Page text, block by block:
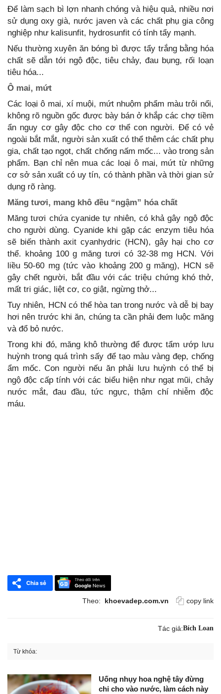
Để làm sạch bì lợn nhanh chóng và hiệu quả, nhiều nơi
sử dụng oxy già, nước javen và các chất phụ gia công
nghiệp như kalisunfit, hydrosunfit có tính tẩy mạnh.
Nếu thường xuyên ăn bóng bì được tẩy trắng bằng hóa
chất sẽ dẫn tới ngộ độc, tiêu chảy, đau bụng, rối loạn
tiêu hóa...
Ô mai, mứt
Các loại ô mai, xí muội, mứt nhuộm phẩm màu trôi nổi,
không rõ nguồn gốc được bày bán ở khắp các chợ tiềm
ẩn nguy cơ gây độc cho cơ thể con người. Để có vẻ
ngoài bắt mắt, người sản xuất có thể thêm các chất phụ
gia, chất tạo ngọt, chất chống nấm mốc... vào trong sản
phẩm. Bạn chỉ nên mua các loại ô mai, mứt từ những
cơ sở sản xuất có uy tín, có thành phần và thời gian sử
dụng rõ ràng.
Măng tươi, mang khô đều “ngậm” hóa chất
Măng tươi chứa cyanide tự nhiên, có khả gây ngộ độc
cho người dùng. Cyanide khi gặp các enzym tiêu hóa
sẽ biến thành axit cyanhydric (HCN), gây hại cho cơ
thể. khoảng 100 g măng tươi có 32-38 mg HCN. Với
liều 50-60 mg (tức vào khoảng 200 g măng), HCN sẽ
gây chết người, bắt đầu với các triệu chứng khó thở,
mất tri giác, liệt cơ, co giật, ngừng thở...
Tuy nhiên, HCN có thể hòa tan trong nước và dễ bị bay
hơi nên trước khi ăn, chúng ta cần phải đem luộc măng
và đổ bỏ nước.
Trong khi đó, măng khô thường để được tẩm ướp lưu
huỳnh trong quá trình sấy để tạo màu vàng đẹp, chống
ẩm mốc. Con người nếu ăn phải lưu huỳnh có thể bị
ngộ độc cấp tính với các biểu hiện như ngạt mũi, chảy
nước mắt, đau đầu, tức ngực, thậm chí nhiễm độc
máu.
Theo: khoevadep.com.vn copy link
Tác giả:Bích Loan
Từ khóa:
Uống nhụy hoa nghệ tây đừng
chỉ cho vào nước, làm cách này